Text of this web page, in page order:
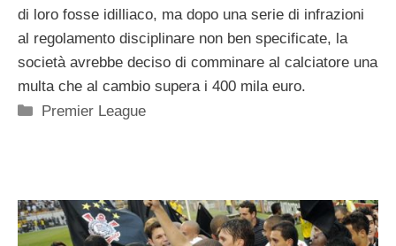
di loro fosse idilliaco, ma dopo una serie di infrazioni
al regolamento disciplinare non ben specificate, la
società avrebbe deciso di comminare al calciatore una
multa che al cambio supera i 400 mila euro.
Categorie
Premier League